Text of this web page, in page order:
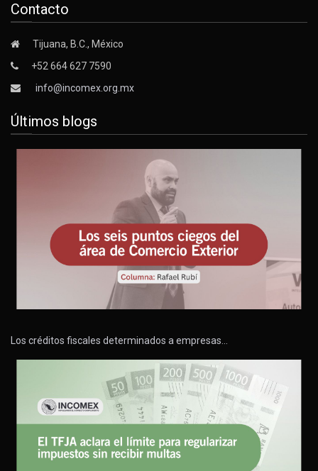
Contacto
Tijuana, B.C., México
+52 664 627 7590
info@incomex.org.mx
Últimos blogs
Los créditos fiscales determinados a empresas…